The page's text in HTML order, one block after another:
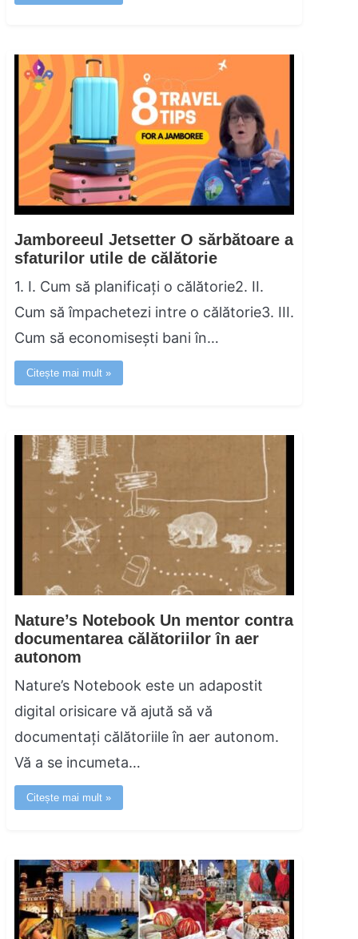
Jamboreeul Jetsetter O sărbătoare a
sfaturilor utile de călătorie
1. I. Cum să planificați o călătorie2. II.
Cum să împachetezi intre o călătorie3. III.
Cum să economisești bani în…
Citește mai mult »
Nature’s Notebook Un mentor contra
documentarea călătoriilor în aer
autonom
Nature’s Notebook este un adapostit
digital orisicare vă ajută să vă
documentați călătoriile în aer autonom.
Vă a se incumeta…
Citește mai mult »